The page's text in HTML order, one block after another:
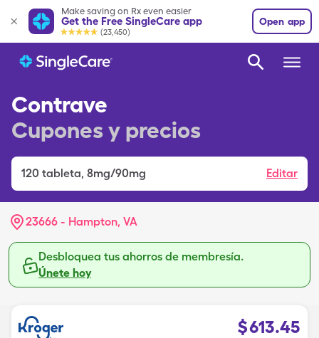
Make saving on Rx even easier
Get the Free SingleCare app
(23,450)
Open app
Contrave
Cupones y precios
120 tableta, 8mg/90mg Editar
23666 - Hampton, VA
Desbloquea tus ahorros de membresía.
Únete hoy
$613.45